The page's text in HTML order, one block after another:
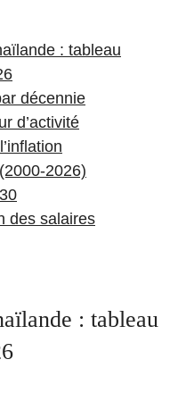
: tableau
décennie
d’activité
2026)
des salaires
: tableau